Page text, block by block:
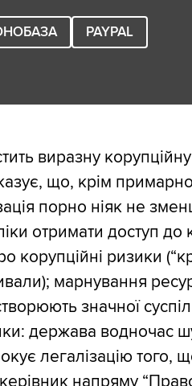
PAYPAL
виразну
що, крім
порно ніяк не
отримати доступ до
корупційні ризики
марнування
значної
держава водночас
легалізацію того,
напряму